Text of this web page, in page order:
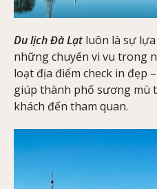
Du lịch Đà Lạtluôn là sự lựa
những chuyến vi vu trong
loạt địa điểm check in đẹp
giúp thành phố sương mù
khách đến tham quan.